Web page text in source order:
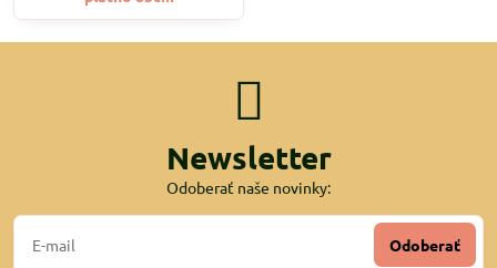
Newsletter
Odoberať naše novinky:
Odoberať